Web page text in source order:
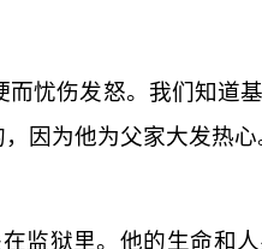
忧伤发怒。我们知道
因为他为父家大发热心
监狱里。他的生命和